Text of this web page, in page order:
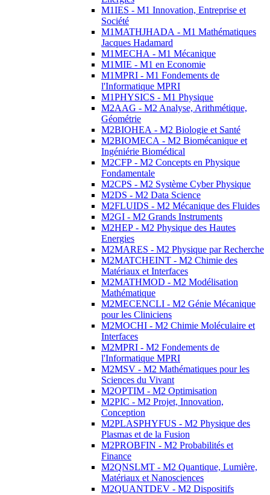
M1IES - M1 Innovation, Entreprise et
Société
M1MATHJHADA - M1 Mathématiques
Jacques Hadamard
M1MECHA - M1 Mécanique
M1MIE - M1 en Economie
M1MPRI - M1 Fondements de
l'Informatique MPRI
M1PHYSICS - M1 Physique
M2AAG - M2 Analyse, Arithmétique,
Géométrie
M2BIOHEA - M2 Biologie et Santé
M2BIOMECA - M2 Biomécanique et
Ingéniérie Biomédical
M2CFP - M2 Concepts en Physique
Fondamentale
M2CPS - M2 Système Cyber Physique
M2DS - M2 Data Science
M2FLUIDS - M2 Mécanique des Fluides
M2GI - M2 Grands Instruments
M2HEP - M2 Physique des Hautes
Energies
M2MARES - M2 Physique par Recherche
M2MATCHEINT - M2 Chimie des
Matériaux et Interfaces
M2MATHMOD - M2 Modélisation
Mathématique
M2MECENCLI - M2 Génie Mécanique
pour les Cliniciens
M2MOCHI - M2 Chimie Moléculaire et
Interfaces
M2MPRI - M2 Fondements de
l'Informatique MPRI
M2MSV - M2 Mathématiques pour les
Sciences du Vivant
M2OPTIM - M2 Optimisation
M2PIC - M2 Projet, Innovation,
Conception
M2PLASPHYFUS - M2 Physique des
Plasmas et de la Fusion
M2PROBFIN - M2 Probabilités et
Finance
M2QNSLMT - M2 Quantique, Lumière,
Matériaux et Nanosciences
M2QUANTDEV - M2 Dispositifs